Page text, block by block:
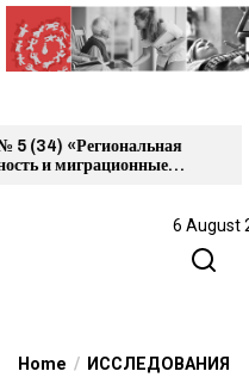
Skip
to
the
«Региональная
и миграционные
6 August
Home ИССЛЕДОВАНИЯ